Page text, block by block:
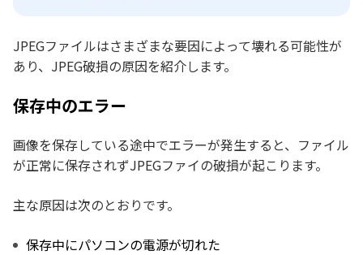
JPEGファイルはさまざまな要因によって壊れる可能性が
あり、JPEG破損の原因を紹介します。
保存中のエラー
画像を保存している途中でエラーが発生すると、ファイル
が正常に保存されずJPEGファイの破損が起こります。
主な原因は次のとおりです。
保存中にパソコンの電源が切れた